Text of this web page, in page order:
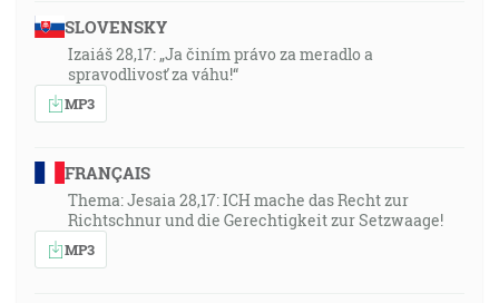
SLOVENSKY
Izaiáš 28,17: „Ja činím právo za meradlo a
spravodlivosť za váhu!“
MP3
FRANÇAIS
Thema: Jesaia 28,17: ICH mache das Recht zur
Richtschnur und die Gerechtigkeit zur Setzwaage!
MP3